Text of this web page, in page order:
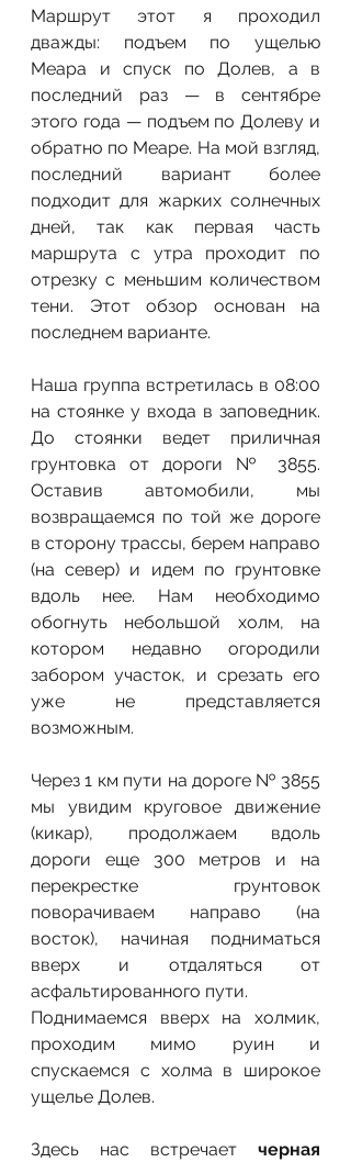
Маршрут этот я проходил
дважды: подъем по ущелью
Меара и спуск по Долев, а в
последний раз — в сентябре
этого года — подъем по Долеву и
обратно по Меаре. На мой взгляд,
последний вариант более
подходит для жарких солнечных
дней, так как первая часть
маршрута с утра проходит по
отрезку с меньшим количеством
тени. Этот обзор основан на
последнем варианте.
Наша группа встретилась в 08:00
на стоянке у входа в заповедник.
До стоянки ведет приличная
грунтовка от дороги № 3855.
Оставив автомобили, мы
возвращаемся по той же дороге
в сторону трассы, берем направо
(на север) и идем по грунтовке
вдоль нее. Нам необходимо
обогнуть небольшой холм, на
котором недавно огородили
забором участок, и срезать его
уже не представляется
возможным.
Через 1 км пути на дороге № 3855
мы увидим круговое движение
(кикар), продолжаем вдоль
дороги еще 300 метров и на
перекрестке грунтовок
поворачиваем направо (на
восток), начиная подниматься
вверх и отдаляться от
асфальтированного пути.
Поднимаемся вверх на холмик,
проходим мимо руин и
спускаемся с холма в широкое
ущелье Долев.
Здесь нас встречает черная